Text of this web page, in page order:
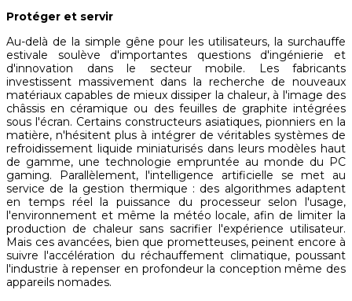
Protéger et servir
Au-delà de la simple gêne pour les utilisateurs, la surchauffe
estivale soulève d'importantes questions d'ingénierie et
d'innovation dans le secteur mobile. Les fabricants
investissent massivement dans la recherche de nouveaux
matériaux capables de mieux dissiper la chaleur, à l'image des
châssis en céramique ou des feuilles de graphite intégrées
sous l'écran. Certains constructeurs asiatiques, pionniers en la
matière, n'hésitent plus à intégrer de véritables systèmes de
refroidissement liquide miniaturisés dans leurs modèles haut
de gamme, une technologie empruntée au monde du PC
gaming. Parallèlement, l'intelligence artificielle se met au
service de la gestion thermique : des algorithmes adaptent
en temps réel la puissance du processeur selon l'usage,
l'environnement et même la météo locale, afin de limiter la
production de chaleur sans sacrifier l'expérience utilisateur.
Mais ces avancées, bien que prometteuses, peinent encore à
suivre l'accélération du réchauffement climatique, poussant
l'industrie à repenser en profondeur la conception même des
appareils nomades.